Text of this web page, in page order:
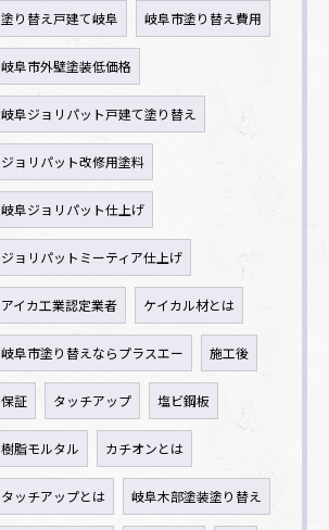
塗り替え戸建て岐阜 岐阜市塗り替え費用
岐阜市外壁塗装低価格
岐阜ジョリパット戸建て塗り替え
ジョリパット改修用塗料
岐阜ジョリパット仕上げ
ジョリパットミーティア仕上げ
アイカ工業認定業者 ケイカル材とは
岐阜市塗り替えならプラスエー 施工後
保証 タッチアップ 塩ビ鋼板
樹脂モルタル カチオンとは
タッチアップとは 岐阜木部塗装塗り替え